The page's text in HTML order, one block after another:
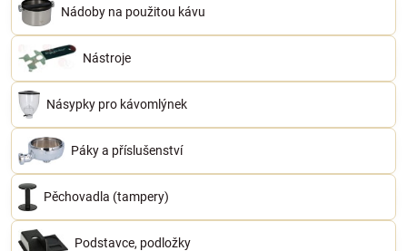
Nádoby na použitou kávu
Nástroje
Násypky pro kávomlýnek
Páky a příslušenství
Pěchovadla (tampery)
Podstavce, podložky